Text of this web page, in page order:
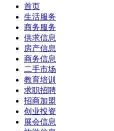
首页
生活服务
商务服务
供求信息
房产信息
商务信息
二手市场
教育培训
求职招聘
招商加盟
创业投资
展会信息